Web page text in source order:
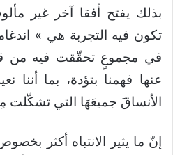
بذلك يفتح أفقا آخر غير
تكون فيه التجربة هي »
في مجموعٍ تحقّقت فيه من
عنها فهمنا بتؤدة، بما
الأنساقَ جميعَهَا التي تشكّلت
إنّ ما يثير الانتباه أكثر